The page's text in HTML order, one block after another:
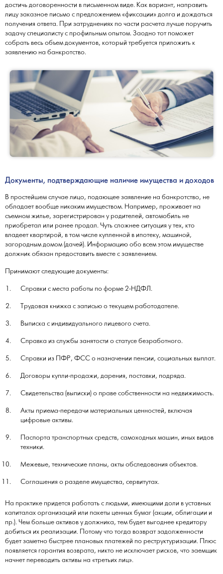
достичь договоренности в письменном виде. Как вариант, направить
лицу заказное письмо с предложением «фиксации» долга и дождаться
получения ответа. При затруднениях по части расчета лучше поручить
задачу специалисту с профильным опытом. Заодно тот поможет
собрать весь объем документов, который требуется приложить к
заявлению на банкротство.
Документы, подтверждающие наличие имущества и доходов
В простейшем случае лицо, подающее заявление на банкротство, не
обладает вообще никаким имуществом. Например, проживает на
съемном жилье, зарегистрирован у родителей, автомобиль не
приобретал или ранее продал. Чуть сложнее ситуация у тех, кто
владеет квартирой, в том числе купленной в ипотеку, машиной,
загородным домом (дачей). Информацию обо всем этом имуществе
должник обязан предоставить вместе с заявлением.
Принимают следующие документы:
Справки с места работы по форме 2-НДФЛ.
Трудовая книжка с записью о текущем работодателе.
Выписка с индивидуального лицевого счета.
Справка из службы занятости о статусе безработного.
Справки из ПФР, ФСС о назначении пенсии, социальных выплат.
Договоры купли-продажи, дарения, поставки, подряда.
Свидетельства (выписки) о праве собственности на недвижимость.
Акты приема-передачи материальных ценностей, включая
цифровые активы.
Паспорта транспортных средств, самоходных машин, иных видов
техники.
Межевые, технические планы, акты обследования объектов.
Соглашения о разделе имущества, сервитутах.
На практике придется работать с людьми, имеющими доли в уставных
капиталах организаций или пакеты ценных бумаг (акции, облигации и
пр.). Чем больше активов у должника, тем будет выгоднее кредитору
добиться их реализации. Потому что тогда возврат задолженности
будет заметно быстрее плановых платежей по реструктуризации. Плюс
появляется гарантия возврата, никто не исключает рисков, что заемщик
начнет переводить активы на «третьих лиц».